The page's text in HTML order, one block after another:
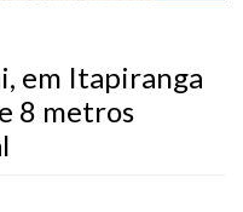
em Itapiranga
8 metros